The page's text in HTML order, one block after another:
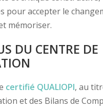
pour accepter le
mémoriser.
DU CENTRE DE
certifié QUALIOPI, au
et des Bilans de